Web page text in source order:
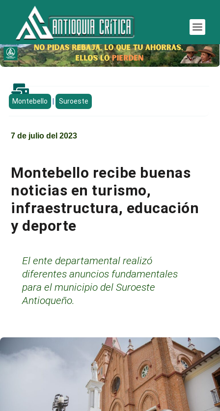

Montebello Suroeste
7 de julio del 2023
Montebello recibe buenas
noticias en turismo,
infraestructura, educación
y deporte
El ente departamental realizó
diferentes anuncios fundamentales
para el municipio del Suroeste
Antioqueño.